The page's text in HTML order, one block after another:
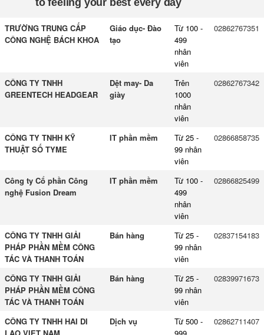
TRƯỜNG TRUNG CẤP
CÔNG NGHỆ BÁCH KHOA
Giáo dục- Đào
tạo
Từ 100 -
499
nhân
viên
02862767351
CÔNG TY TNHH
GREENTECH HEADGEAR
Dệt may- Da
giày
Trên
1000
nhân
viên
02862767342
CÔNG TY TNHH KỸ
THUẬT SỐ TYME
IT phần mềm
Từ 25 -
99 nhân
viên
02866858735
Công ty Cổ phần Công
nghệ Fusion Dream
IT phần mềm
Từ 100 -
499
nhân
viên
02866825499
CÔNG TY TNHH GIẢI
PHÁP PHẦN MỀM CÔNG
TÁC VÀ THANH TOÁN
Bán hàng
Từ 25 -
99 nhân
viên
02837154183
CÔNG TY TNHH GIẢI
PHÁP PHẦN MỀM CÔNG
TÁC VÀ THANH TOÁN
Bán hàng
Từ 25 -
99 nhân
viên
02839971673
CÔNG TY TNHH HAI DI
Dịch vụ
Từ 500 -
02862711407